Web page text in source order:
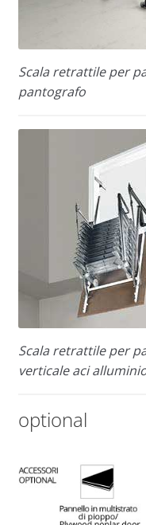
Scala retrattile per
pantografo
Scala retrattile per
verticale aci
optional